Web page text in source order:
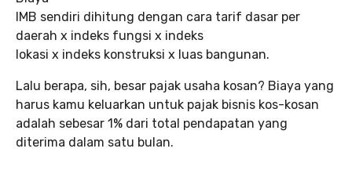
IMB sendiri dihitung dengan cara tarif dasar per
daerah x indeks fungsi x indeks
lokasi x indeks konstruksi x luas bangunan.
Lalu berapa, sih, besar pajak usaha kosan? Biaya yang
harus kamu keluarkan untuk pajak bisnis kos-kosan
adalah sebesar 1% dari total pendapatan yang
diterima dalam satu bulan.